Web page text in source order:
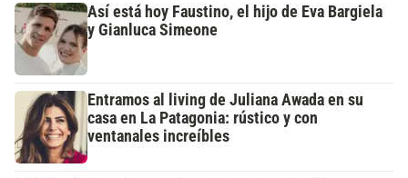
Así está hoy Faustino, el hijo de Eva Bargiela
y Gianluca Simeone
Entramos al living de Juliana Awada en su
casa en La Patagonia: rústico y con
ventanales increíbles